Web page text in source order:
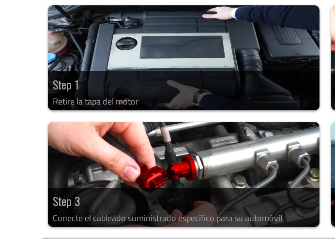
Step 1
Retire la tapa del motor
Step 3
Conecte el cableado suministrado específico para su automóvil